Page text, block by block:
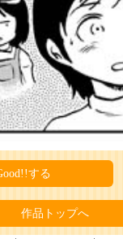
する
作品トップへ